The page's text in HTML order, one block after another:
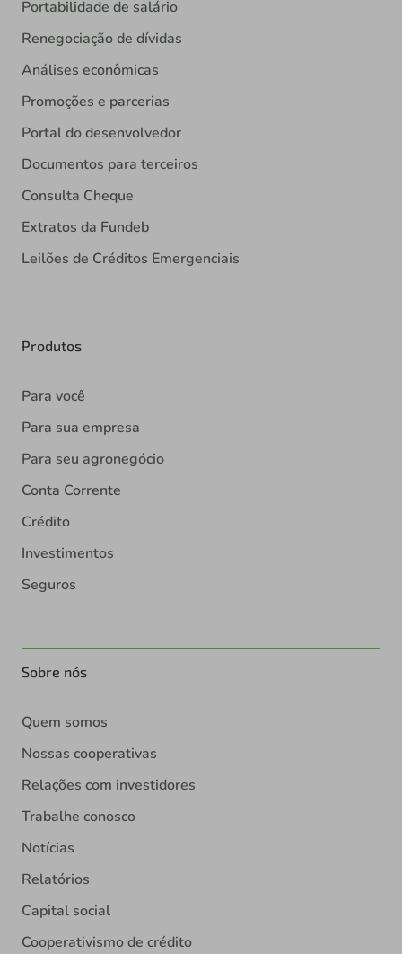
Portabilidade de salário
Renegociação de dívidas
Análises econômicas
Promoções e parcerias
Portal do desenvolvedor
Documentos para terceiros
Consulta Cheque
Extratos da Fundeb
Leilões de Créditos Emergenciais
Produtos
Para você
Para sua empresa
Para seu agronegócio
Conta Corrente
Crédito
Investimentos
Seguros
Sobre nós
Quem somos
Nossas cooperativas
Relações com investidores
Trabalhe conosco
Notícias
Relatórios
Capital social
Cooperativismo de crédito